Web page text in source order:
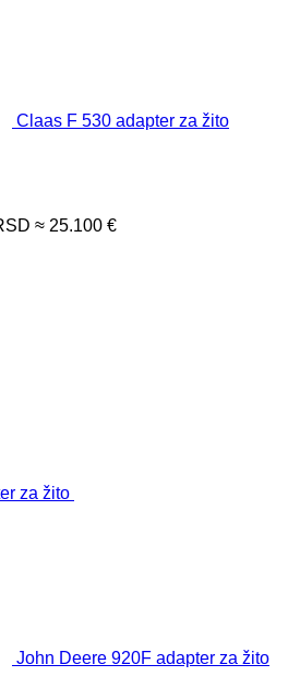
Claas F 530 adapter za žito
≈ 25.100 €
John Deere 920F adapter za žito